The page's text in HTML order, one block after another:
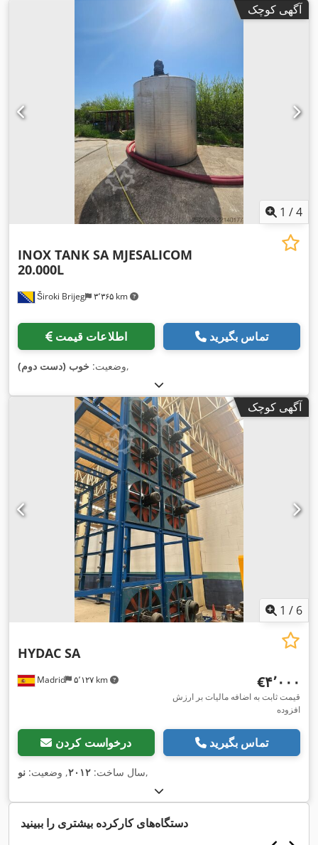
آگهی کوچک
1 /4
Široki Brijeg ۳٬۳۶۵ km
INOX TANK SA MJESALICOM
20.000L
اطلاعات قیمت تماس بگیرید
وضعیت: خوب (دست دوم) ,
آگهی کوچک
1 / 6
Madrid ۵٬۱۲۷ km
HYDAC SA
‎€۴٬۰۰۰
قیمت ثابت به اضافه مالیات بر ارزش
افزوده
درخواست کردن تماس بگیرید
سال ساخت: ۲۰۱۲, وضعیت: نو ,
دستگاه‌های کارکرده بیشتری را ببینید